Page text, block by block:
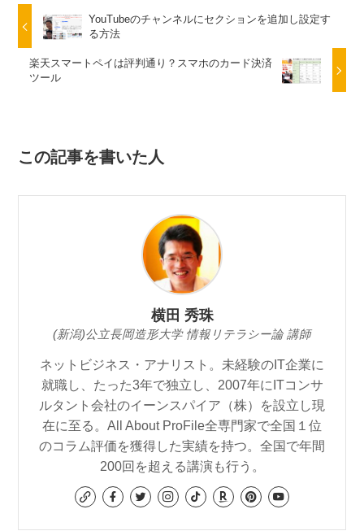
YouTubeのチャンネルにセクションを追加し設定す
る方法
楽天スマートペイは評判通り？スマホのカード決済
ツール
この記事を書いた人
横田 秀珠
(新潟)公立長岡造形大学 情報リテラシー論 講師
ネットビジネス・アナリスト。未経験のIT企業に
就職し、たった3年で独立し、2007年にITコンサ
ルタント会社のイーンスパイア（株）を設立し現
在に至る。All About ProFile全専門家で全国１位
のコラム評価を獲得した実績を持つ。全国で年間
200回を超える講演も行う。